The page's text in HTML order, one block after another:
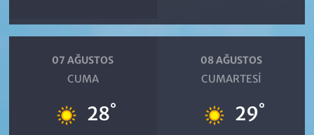
07 AĞUSTOS
CUMA
28°
08 AĞUSTOS
CUMARTESI
29°